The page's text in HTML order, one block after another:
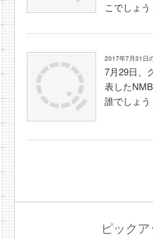
こでしょう
2017年7月31日
7月29日、
表した
誰でしょう
ピック